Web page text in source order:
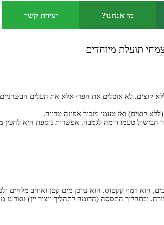
מי אנחנו? יצירת קשר
תועלת מיוחדים
קוצים. לא אוכלים את הפרי אלא את העלים
קוצים) ואז טעמו מזכיר אפונה טרייה.
טעמו דומה לגמבה. אפשרות נוספת היא להכין
הוא דמוי קקטוס. הוא צרכן מים קטן ואוהב מלחים
ובתהליך התססה (הדומה לתהליך ייצור יין) נוצר